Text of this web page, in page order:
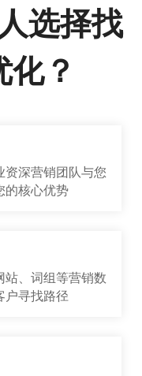
选择找
？
资深营销团队与您
的核心优势
站、词组等营销数
户寻找路径